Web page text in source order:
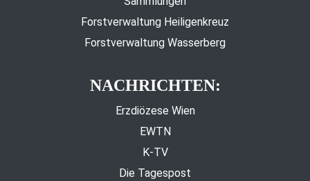
Forstverwaltung Heiligenkreuz
Forstverwaltung Wasserberg
NACHRICHTEN:
Erzdiözese Wien
EWTN
K-TV
Die Tagespost